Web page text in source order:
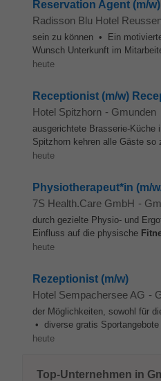
Reservation Agent (m/
Radisson Blu Hotel
sein zu können • Ein
Wunsch Unterkunft im
heute
Receptionist (m/w)
Hotel Spitzhorn - Gmunden
ausgerichtete Brasserie-Küche
Spitzhorn kehren alle Gäste
heute
Physiotherapeut*in (m/
7S Health.Care GmbH -
durch gezielte Physio- und
Einfluss auf die physische
heute
Rezeptionist (m/w)
Hotel Sempachersee AG -
der Möglichkeiten, sowohl für
• diverse gratis
heute
Top-Unternehmen in